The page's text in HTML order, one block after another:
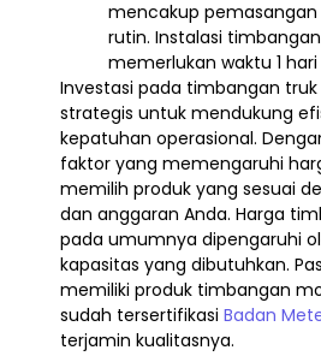
mencakup
rutin. Instalasi
memerlukan waktu 1
Investasi pada timbangan
strategis untuk mendukung
kepatuhan operasional.
faktor yang memengaruhi
memilih produk yang sesuai
dan anggaran Anda. Harga
pada umumnya dipengaruhi
kapasitas yang dibutuhkan.
memiliki produk timbangan
sudah tersertifikasi Badan
terjamin kualitasnya.